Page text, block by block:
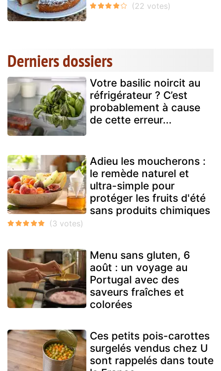
Derniers dossiers
Votre basilic noircit au
réfrigérateur ? C’est
probablement à cause
de cette erreur...
Adieu les moucherons :
le remède naturel et
ultra-simple pour
protéger les fruits d'été
sans produits chimiques
Menu sans gluten, 6
août : un voyage au
Portugal avec des
saveurs fraîches et
colorées
Ces petits pois-carottes
surgelés vendus chez U
sont rappelés dans toute